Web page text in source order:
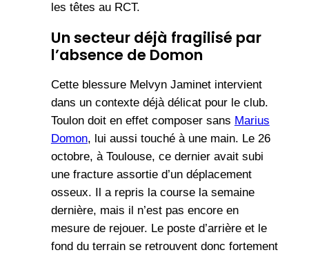
les têtes au RCT.
Un secteur déjà fragilisé par
l’absence de Domon
Cette blessure Melvyn Jaminet intervient
dans un contexte déjà délicat pour le club.
Toulon doit en effet composer sans Marius
Domon, lui aussi touché à une main. Le 26
octobre, à Toulouse, ce dernier avait subi
une fracture assortie d’un déplacement
osseux. Il a repris la course la semaine
dernière, mais il n’est pas encore en
mesure de rejouer. Le poste d’arrière et le
fond du terrain se retrouvent donc fortement